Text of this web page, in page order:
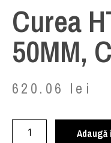
Curea
50MM,
620.06 lei
Adaugă